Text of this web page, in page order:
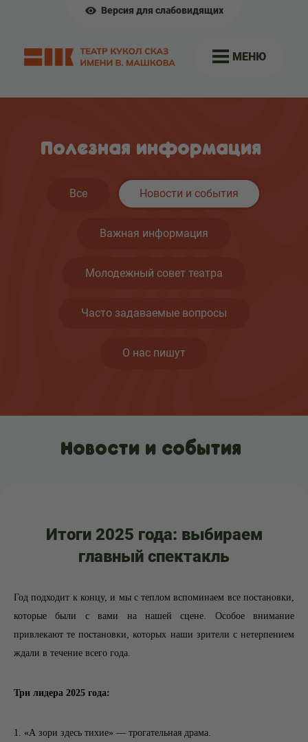
Версия для слабовидящих
МЕНЮ
Полезная информация
Все Новости и события
Важная информация
Молодежный совет театра
Часто задаваемые вопросы
О нас пишут
Новости и события
​Итоги 2025 года: выбираем
главный спектакль
Год подходит к концу, и мы с теплом вспоминаем все постановки,
которые были с вами на нашей сцене. Особое внимание
привлекают те постановки, которых наши зрители с нетерпением
ждали в течение всего года.
Три лидера 2025 года:
1. «А зори здесь тихие» — трогательная драма.